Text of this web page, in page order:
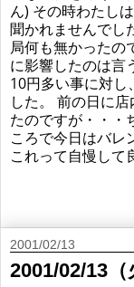
ん) その時わたし
聞かれませんでし
局何も無かったの
に影響したのは言
10円多い事に対し
した。 前の日に
たのですが・・・
ころで今日はバレ
これって自慢して
2001/02/13
2001/02/13